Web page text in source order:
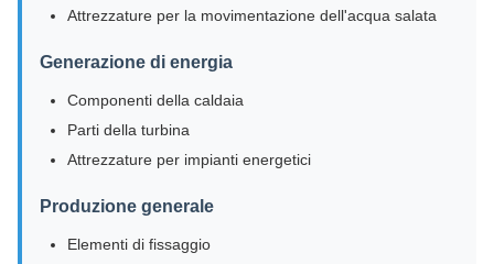
Attrezzature per la movimentazione dell'acqua salata
Generazione di energia
Componenti della caldaia
Parti della turbina
Attrezzature per impianti energetici
Produzione generale
Elementi di fissaggio